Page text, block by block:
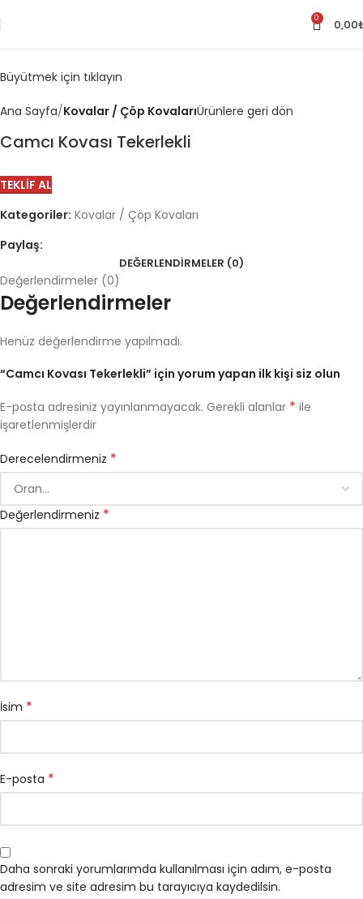
0 0,00
Büyütmek için tıklayın
Ana Sayfa Kovalar / Çöp KovalarıÜrünlere geri dön
Camcı Kovası Tekerlekli
TEKLIF AL
Kategoriler: Kovalar / Çöp Kovaları
Paylaş:
DEĞERLENDIRMELER (0)
Değerlendirmeler (0)
Değerlendirmeler
Henüz değerlendirme yapılmadı.
“Camcı Kovası Tekerlekli” için yorum yapan ilk kişi siz olun
E-posta adresiniz yayınlanmayacak. Gerekli alanlar * ile
işaretlenmişlerdir
Derecelendirmeniz *
Değerlendirmeniz *
İsim *
E-posta *
Daha sonraki yorumlarımda kullanılması için adım, e-posta
adresim ve site adresim bu tarayıcıya kaydedilsin.